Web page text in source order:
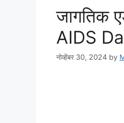
जागतिक
AIDS
नोव्हेंबर 30, 2024 by